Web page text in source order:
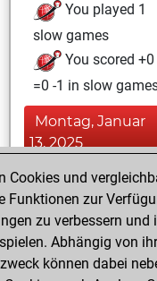
You played 1
slow games
You scored +0
=0 -1 in slow
Montag, Januar
13, 2025
You played 5
bullet games
Play
=0 -3 in bullet
Cookies und
Funktionen zur
zu verbessern und
Abhängig von
können dabei